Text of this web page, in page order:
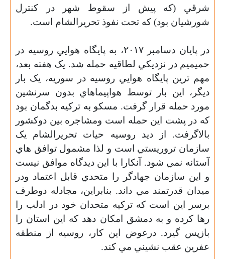
شرقي (که پيش از سقوط شهر در کنترل
شورشيان بود) که تحت نفوذ تحريرالشام است.
در پايان دسامبر ٢٠١٧، به پايگاه هوايي روسيه در
حميميم در نزديکي لطاقيه حمله شد. يک هفته بعد،
مهم ترين پايگاه هوايي روسيه در سوريه، يک بار
ديگر، اين بار توسط هواپيماهاي بدون سرنشين
مورد حمله قرار گرفت. مسکو به ترکيه بدگمان بود
که در پشت اين حمله است ومشاجره بين دوکشور
بالاگرفت. از ديد روسيه حيات تحريرالشام يک
سازمان تروريستي است و لذا مشمول توافق هاي
آستانه نمي شود. آنکارا با اين ديدگاه موافق نيست
و اين سازمان جهادگر را متحدي قابل اعتماد ودر
ميدان قدرتمند مي داند. بنابراين، مجادله دوطرف
برسر اين است که ترکيه متحدان خود در ادلب را
رها کرده و به دمشق امکان دهد که اين استان را
بازپس گيرد. درعوض اين کار، روسيه از منطقه
عفرين عقب نشيني مي کند.